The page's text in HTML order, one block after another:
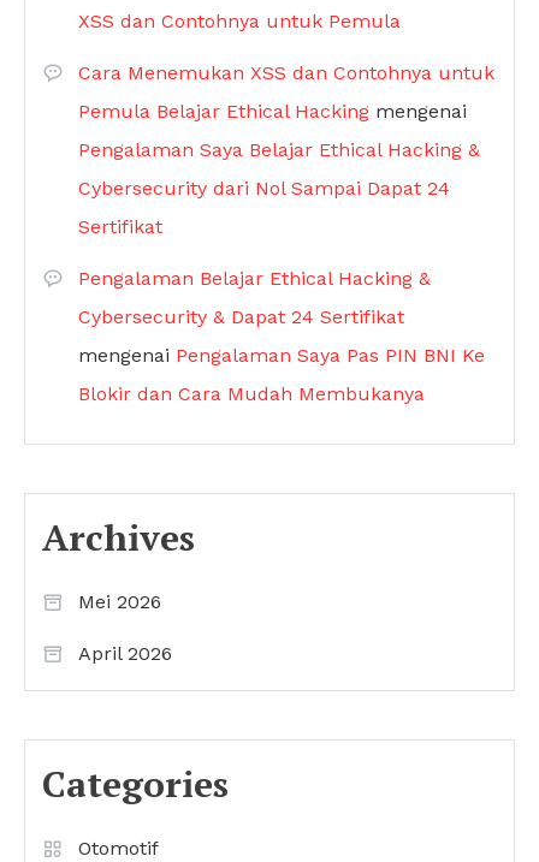
XSS dan Contohnya untuk Pemula
Cara Menemukan XSS dan Contohnya untuk
Pemula Belajar Ethical Hacking mengenai
Pengalaman Saya Belajar Ethical Hacking &
Cybersecurity dari Nol Sampai Dapat 24
Sertifikat
Pengalaman Belajar Ethical Hacking &
Cybersecurity & Dapat 24 Sertifikat
mengenai Pengalaman Saya Pas PIN BNI Ke
Blokir dan Cara Mudah Membukanya
Archives
Mei 2026
April 2026
Categories
Otomotif